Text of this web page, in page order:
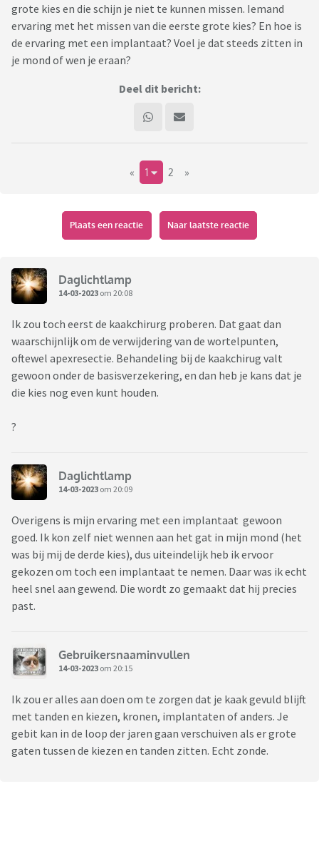
grote kies en die schijn je niet te kunnen missen. Iemand
ervaring met het missen van die eerste grote kies? En hoe is
de ervaring met een implantaat? Voel je dat steeds zitten in
je mond of wen je eraan?
Deel dit bericht:
« 1 2 »
Plaats een reactie Naar laatste reactie
Daglichtlamp
14-03-2023 om 20:08
Ik zou toch eerst de kaakchirurg proberen. Dat gaat dan
waarschijnlijk om de verwijdering van de wortelpunten,
oftewel apexresectie. Behandeling bij de kaakchirug valt
gewoon onder de basisverzekering, en dan heb je kans dat je
die kies nog even kunt houden.
?
Daglichtlamp
14-03-2023 om 20:09
Overigens is mijn ervaring met een implantaat gewoon
goed. Ik kon zelf niet wennen aan het gat in mijn mond (het
was bij mij de derde kies), dus uiteindelijk heb ik ervoor
gekozen om toch een implantaat te nemen. Daar was ik echt
heel snel aan gewend. Die wordt zo gemaakt dat hij precies
past.
Gebruikersnaaminvullen
14-03-2023 om 20:15
Ik zou er alles aan doen om te zorgen dat je kaak gevuld blijft
met tanden en kiezen, kronen, implantaten of anders. Je
gebit kan in de loop der jaren gaan verschuiven als er grote
gaten tussen de kiezen en tanden zitten. Echt zonde.